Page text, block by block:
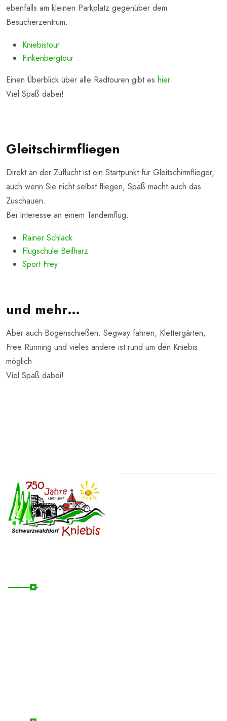
ebenfalls am kleinen Parkplatz gegenüber dem
Besucherzentrum.
Kniebistour
Finkenbergtour
Einen Überblick über alle Radtouren gibt es hier.
Viel Spaß dabei!
Gleitschirmfliegen
Direkt an der Zuflucht ist ein Startpunkt für Gleitschirmflieger,
auch wenn Sie nicht selbst fliegen, Spaß macht auch das
Zuschauen.
Bei Interesse an einem Tandemflug:
Rainer Schlack
Flugschule Beilharz
Sport Frey
und mehr…
Aber auch Bogenschießen. Segway fahren, Klettergärten,
Free Running und vieles andere ist rund um den Kniebis
möglich.
Viel Spaß dabei!